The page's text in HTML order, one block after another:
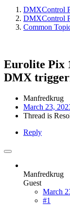
DMXControl
DMXControl
Common
Eurolite Pix
DMX
Manfredkrug
March 23,
Thread is
Reply
Manfredkrug
Guest
March
#1